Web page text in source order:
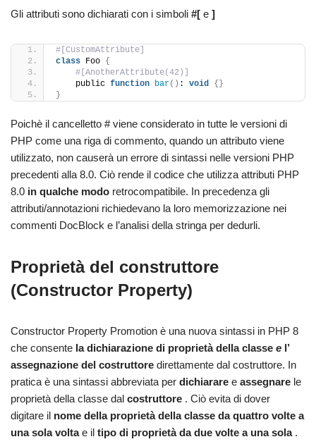
Gli attributi sono dichiarati con i simboli #[ e ]
#[CustomAttribute]
class Foo {
#[AnotherAttribute(42)]
    public
function bar() : void {}
}
Poichè il cancelletto # viene considerato in tutte le versioni di
PHP come una riga di commento, quando un attributo viene
utilizzato, non causerà un errore di sintassi nelle versioni PHP
precedenti alla 8.0. Ciò rende il codice che utilizza attributi PHP
8.0 in qualche modo retrocompatibile. In precedenza gli
attributi/annotazioni richiedevano la loro memorizzazione nei
commenti DocBlock e l’analisi della stringa per dedurli.
Proprietà del construttore
(Constructor Property)
Constructor Property Promotion è una nuova sintassi in PHP 8
che consente la dichiarazione di proprietà della classe e l’
assegnazione del costruttore direttamente dal costruttore. In
pratica è una sintassi abbreviata per dichiarare e assegnare le
proprietà della classe dal costruttore . Ciò evita di dover
digitare il nome della proprietà della classe da quattro volte a
una sola voltae il tipo di proprietà da due volte a una sola.